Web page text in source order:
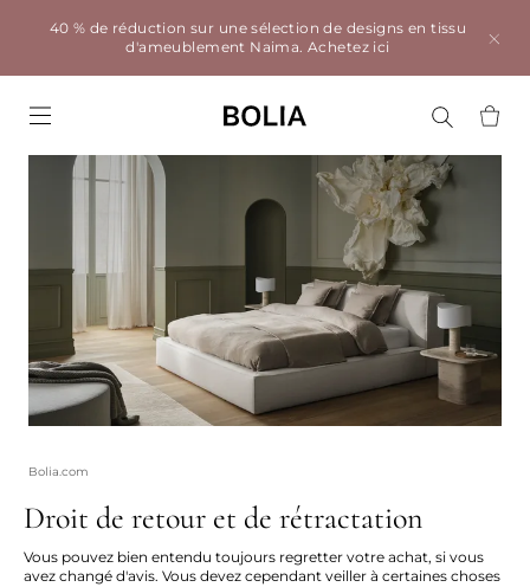
40 % de réduction sur une sélection de designs en tissu
d'ameublement Naima.Achetez ici
Bolia.com
Droit de retour et de rétractation
Vous pouvez bien entendu toujours regretter votre achat, si vous
avez changé d'avis. Vous devez cependant veiller à certaines choses